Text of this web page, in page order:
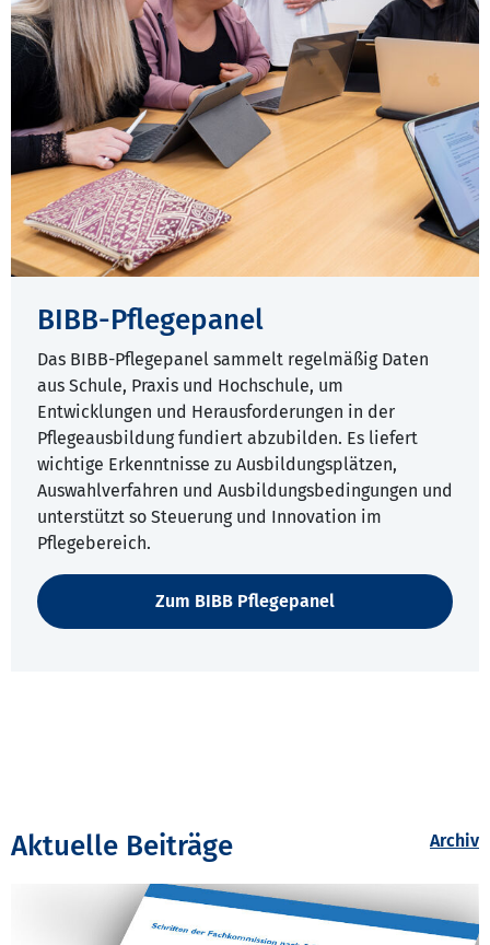
BIBB-Pflegepanel
Das BIBB-Pflegepanel sammelt regelmäßig Daten
aus Schule, Praxis und Hochschule, um
Entwicklungen und Herausforderungen in der
Pflegeausbildung fundiert abzubilden. Es liefert
wichtige Erkenntnisse zu Ausbildungsplätzen,
Auswahlverfahren und Ausbildungsbedingungen und
unterstützt so Steuerung und Innovation im
Pflegebereich.
Zum BIBB Pflegepanel
Aktuelle Beiträge Archiv